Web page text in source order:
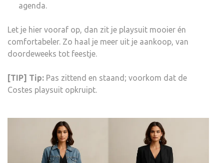
agenda.
Let je hier vooraf op, dan zit je playsuit mooier én
comfortabeler. Zo haal je meer uit je aankoop, van
doordeweeks tot feestje.
[TIP] Tip: Pas zittend en staand; voorkom dat de
Costes playsuit opkruipt.